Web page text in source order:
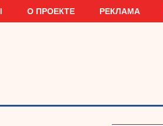
О ПРОЕКТЕ РЕКЛАМА